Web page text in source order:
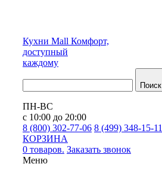
Кухни Mall Комфорт,
доступный
каждому
Поиск
ПН-ВС
с 10:00 до 20:00
8 (800) 302-77-06 8 (499) 348-15-11
КОРЗИНА
0 товаров. Заказать звонок
Меню